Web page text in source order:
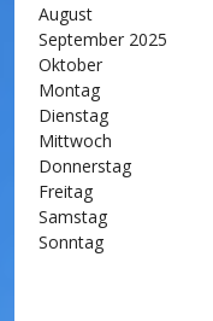
August
September 2025
Oktober
Montag
Dienstag
Mittwoch
Donnerstag
Freitag
Samstag
Sonntag